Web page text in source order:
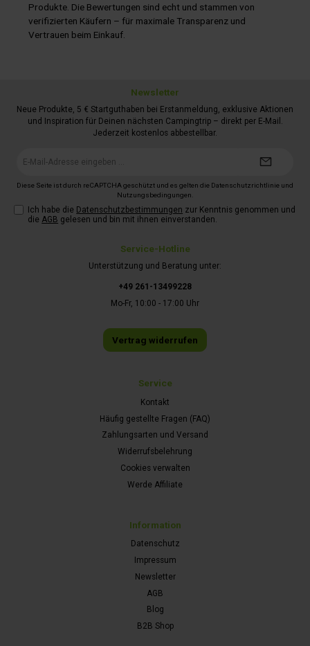
Produkte. Die Bewertungen sind echt und stammen von
verifizierten Käufern – für maximale Transparenz und
Vertrauen beim Einkauf.
Service-Hotline
Unterstützung und Beratung unter:
+49 261-13499228
Mo-Fr, 10:00 - 17:00 Uhr
Vertrag widerrufen
Service
Kontakt
Häufig gestellte Fragen (FAQ)
Zahlungsarten und Versand
Widerrufsbelehrung
Cookies verwalten
Werde Affiliate
Information
Datenschutz
Impressum
Newsletter
AGB
Blog
B2B Shop
Newsletter
Neue Produkte, 5 € Startguthaben bei Erstanmeldung, exklusive Aktionen
und Inspiration für Deinen nächsten Campingtrip – direkt per E-Mail.
Jederzeit kostenlos abbestellbar.
Diese Seite ist durch reCAPTCHA geschützt und es gelten die Datenschutzrichtlinie und
Nutzungsbedingungen.
Ich habe die Datenschutzbestimmungen zur Kenntnis genommen und
die AGB gelesen und bin mit ihnen einverstanden.